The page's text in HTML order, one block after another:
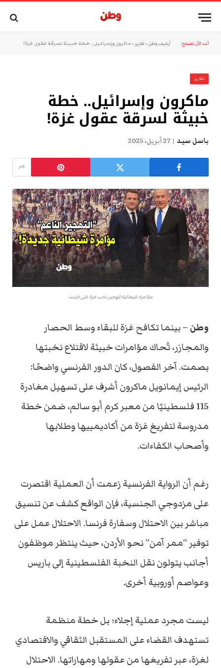
أنت الآن تتصفح: أرشيف وطن » تقارير »ماكرون وإسرائيل.. خطة خبيثة لسرقة عقول غزة!
تقارير
ماكرون وإسرائيل.. خطة
خبيثة لسرقة عقول غزة!
باسل سيد 27 أبريل، 2025
مؤامرة شيطانية لتهجير نخب غزة غلى فرنسا
وطن – بينما تكافح غزة للبقاء وسط الحصار
والمجازر، تُحاك مؤامرات خبيثة لاقتلاع نخبتها
بصمت. آخر الفصول، كان الدور الفرنسي واضحًا:
الرئيس إيمانويل ماكرون أشرف على تسهيل مغادرة
115 فلسطينيًا من معبر كرم أبو سالم، ضمن خطة
مدروسة لتفريغ غزة من أكاديمييها وطلابها
وأصحاب الكفاءات.
رغم أن الرواية الفرنسية زعمت أن العملية اقتصرت
على مزدوجي الجنسية، فإن الواقع كشف عن تنسيق
مباشر بين الاحتلال وسفارة فرنسا. الاحتلال عمل على
توفير “ممر آمن” نحو الأردن، حيث ينتظر موظفون
أجانب يتولون نقل النخبة الفلسطينية إلى باريس
وعواصم أوروبية أخرى.
ليست مجرد عملية إجلاء؛ بل خطة منظمة
تستهدف القضاء على المستقبل الثقافي والاقتصادي
لغزة، عبر تفريغها من عقولها ومهاراتها. الاحتلال